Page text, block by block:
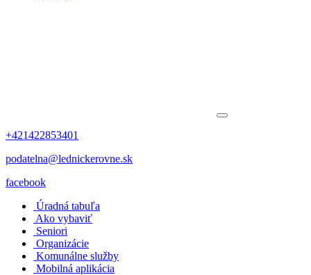
+421422853401
podatelna@lednickerovne.sk
facebook
Úradná tabuľa
Ako vybaviť
Seniori
Organizácie
Komunálne služby
Mobilná aplikácia